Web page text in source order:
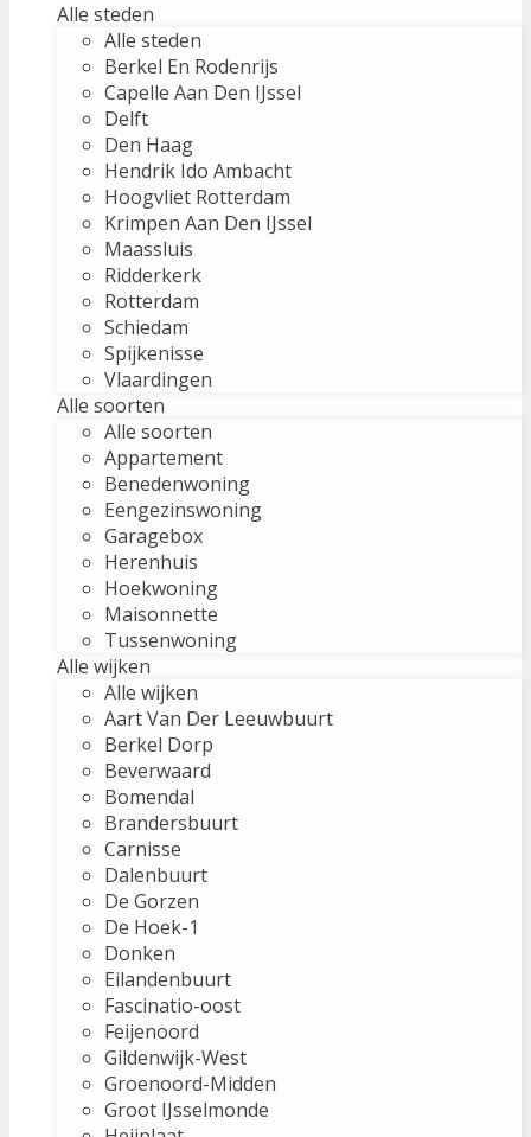
Alle steden
Alle steden
Berkel En Rodenrijs
Capelle Aan Den IJssel
Delft
Den Haag
Hendrik Ido Ambacht
Hoogvliet Rotterdam
Krimpen Aan Den IJssel
Maassluis
Ridderkerk
Rotterdam
Schiedam
Spijkenisse
Vlaardingen
Alle soorten
Alle soorten
Appartement
Benedenwoning
Eengezinswoning
Garagebox
Herenhuis
Hoekwoning
Maisonnette
Tussenwoning
Alle wijken
Alle wijken
Aart Van Der Leeuwbuurt
Berkel Dorp
Beverwaard
Bomendal
Brandersbuurt
Carnisse
Dalenbuurt
De Gorzen
De Hoek-1
Donken
Eilandenbuurt
Fascinatio-oost
Feijenoord
Gildenwijk-West
Groenoord-Midden
Groot IJsselmonde